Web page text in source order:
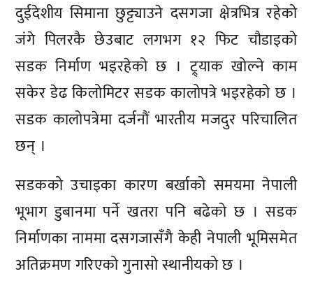
दुईदेशीय सिमाना छुट्ट्याउने दसगजा क्षेत्रभित्र रहेको
जंगे पिलरकै छेउबाट लगभग १२ फिट चौडाइको
सडक निर्माण भइरहेको छ । ट्र्याक खोल्ने काम
सकेर डेढ किलोमिटर सडक कालोपत्रे भइरहेको छ ।
सडक कालोपत्रेमा दर्जनौं भारतीय मजदुर परिचालित
छन् ।
सडकको उचाइका कारण बर्खाको समयमा नेपाली
भूभाग डुबानमा पर्ने खतरा पनि बढेको छ । सडक
निर्माणका नाममा दसगजासँगै केही नेपाली भूमिसमेत
अतिक्रमण गरिएको गुनासो स्थानीयको छ ।